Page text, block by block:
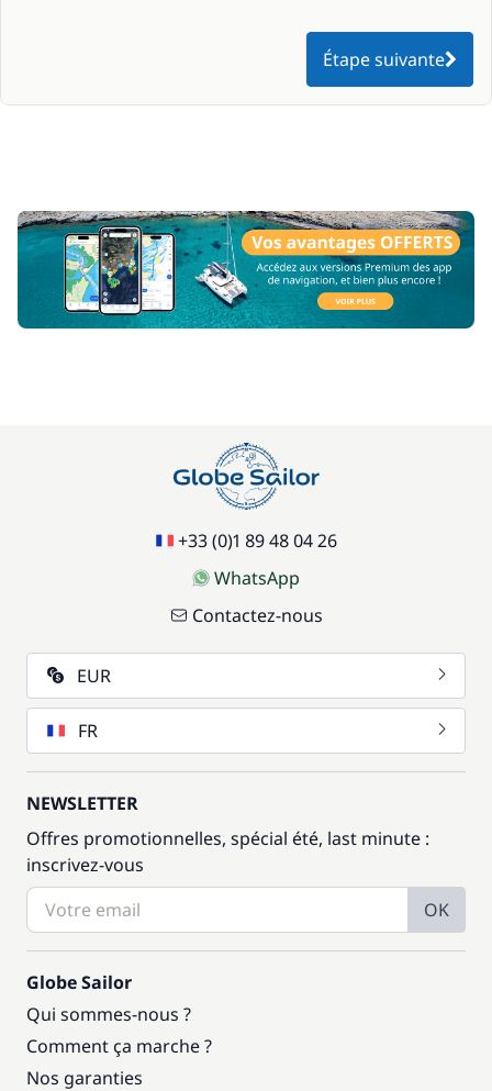
Étape suivante
+33 (0)1 89 48 04 26
WhatsApp
Contactez-nous
EUR
FR
NEWSLETTER
Offres promotionnelles, spécial été, last minute :
inscrivez-vous
OK
Globe Sailor
Qui sommes-nous ?
Comment ça marche ?
Nos garanties